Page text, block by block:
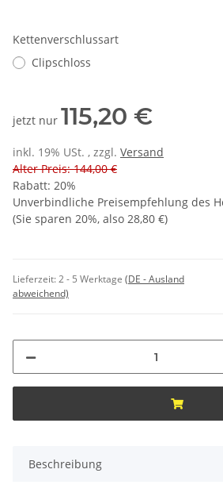
Kettenverschlussart
Clipschloss
jetzt nur 115,20 €
inkl. 19% USt. , zzgl. Versand
Alter Preis: 144,00 €
Rabatt: 20%
Unverbindliche Preisempfehlung des
(Sie sparen 20%, also 28,80 €)
Lieferzeit:2 - 5 Werktage (DE - Ausland
abweichend)
Beschreibung